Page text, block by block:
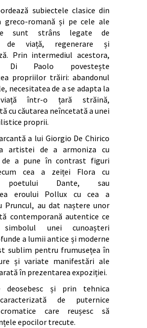
subiectele clasice din
greco-romană și pe cele ale
sunt strâns legate de
de viață, regenerare și
Prin intermediul acestora,
Di Paolo povestește
propriilor trăiri: abandonul
necesitatea de a se adapta la
într-o țară străină,
cu căutarea neîncetată a unei
proprii.
a lui Giorgio De Chirico
artistei de a armoniza cu
de a pune în contrast figuri
cea a zeiței Flora cu
poetului Dante, sau
eroului Pollux cu cea a
Pruncul, au dat naștere unor
contemporană autentice ce
simbolul unei cunoașteri
a lumii antice și moderne
sublim pentru frumusețea în
și variate manifestări ale
în prezentarea expoziției.
deosebesc și prin tehnica
de puternice
care reușesc să
epocilor trecute.